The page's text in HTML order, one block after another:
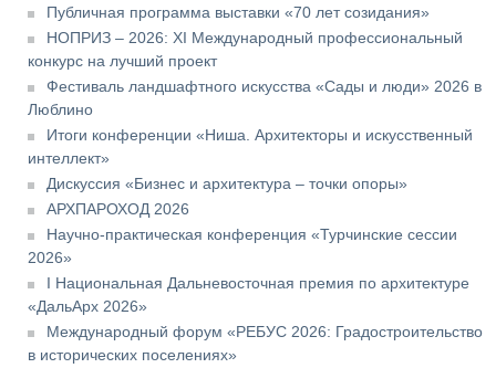
Публичная программа выставки «70 лет созидания»
НОПРИЗ – 2026: XI Международный профессиональный
конкурс на лучший проект
Фестиваль ландшафтного искусства «Сады и люди» 2026 в
Люблино
Итоги конференции «Ниша. Архитекторы и искусственный
интеллект»
Дискуссия «Бизнес и архитектура – точки опоры»
АРХПАРОХОД 2026
Научно-практическая конференция «Турчинские сессии
2026»
I Национальная Дальневосточная премия по архитектуре
«ДальАрх 2026»
Международный форум «РЕБУС 2026: Градостроительство
в исторических поселениях»